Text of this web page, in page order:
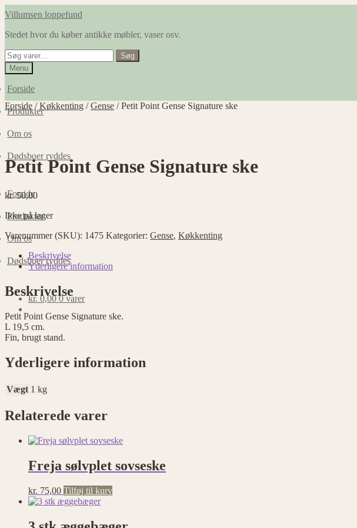
Spring
navigation
Spring
indhold
Villumsen loppefund
Stedet hvor du køber antikke møbler, vaser osv.
Søg
efter:
Søg
Menu
Forside
Produkter
Om os
Dødsboer ryddes
Forside
Produkter
Om os
Dødsboer ryddes
kr.0,00 0 varer
Forside /Køkkenting /Gense /Petit Point Gense Signature ske
Petit Point Gense Signature ske
kr.50,00
Ikke på lager
Varenummer (SKU): 1475 Kategorier: Gense, Køkkenting
Beskrivelse
Yderligere information
Beskrivelse
Petit Point Gense Signature ske.
L 19,5 cm.
Fin, brugt stand.
Yderligere information
Vægt 1 kg
Relaterede varer
Freja sølvplet sovseske
kr. 75,00 Tilføj til kurv